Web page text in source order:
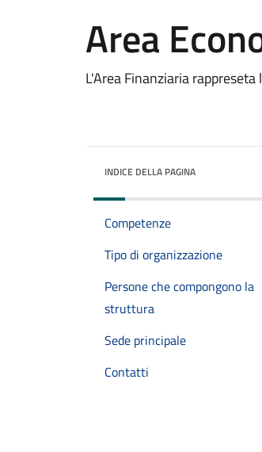
Area
L'Area Finanziaria
INDICE DELLA PAGINA
Competenze
Tipo di organizzazione
Persone che compongono la
struttura
Sede principale
Contatti